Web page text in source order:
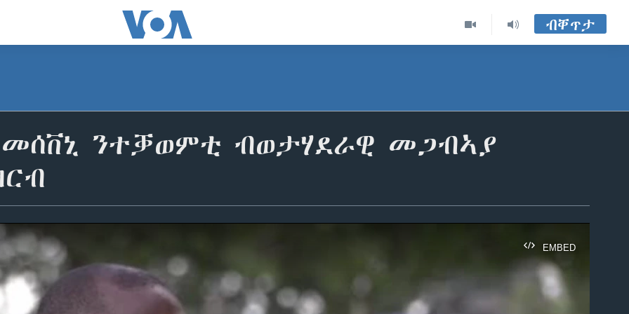
ብቐጥታ
ንተቓወምቲ ብወታሃደራዊ መጋብኣያ
EMBED